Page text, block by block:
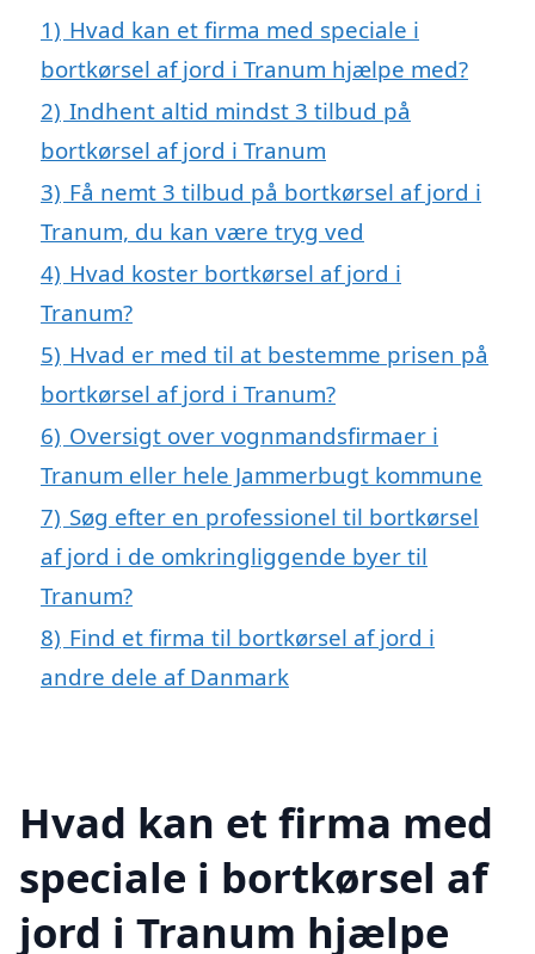
1) Hvad kan et firma med speciale i
bortkørsel af jord i Tranum hjælpe med?
2) Indhent altid mindst 3 tilbud på
bortkørsel af jord i Tranum
3) Få nemt 3 tilbud på bortkørsel af jord i
Tranum, du kan være tryg ved
4) Hvad koster bortkørsel af jord i
Tranum?
5) Hvad er med til at bestemme prisen på
bortkørsel af jord i Tranum?
6) Oversigt over vognmandsfirmaer i
Tranum eller hele Jammerbugt kommune
7) Søg efter en professionel til bortkørsel
af jord i de omkringliggende byer til
Tranum?
8) Find et firma til bortkørsel af jord i
andre dele af Danmark
Hvad kan et firma med
speciale i bortkørsel af
jord i Tranum hjælpe